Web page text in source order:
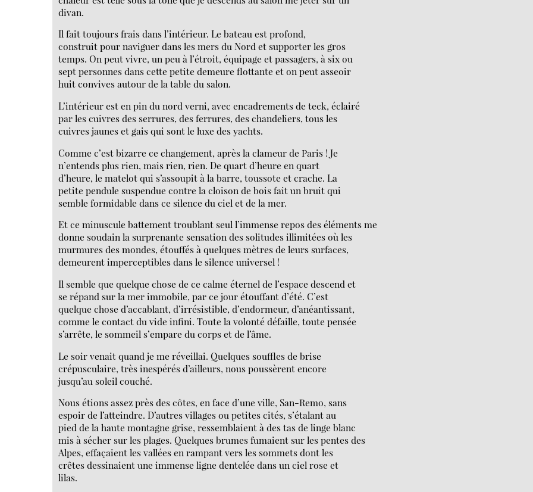
divan.
Il fait toujours frais dans l’intérieur. Le bateau est profond,
construit pour naviguer dans les mers du Nord et supporter les gros
temps. On peut vivre, un peu à l’étroit, équipage et passagers, à six ou
sept personnes dans cette petite demeure flottante et on peut asseoir
huit convives autour de la table du salon.
L’intérieur est en pin du nord verni, avec encadrements de teck, éclairé
par les cuivres des serrures, des ferrures, des chandeliers, tous les
cuivres jaunes et gais qui sont le luxe des yachts.
Comme c’est bizarre ce changement, après la clameur de Paris ! Je
n’entends plus rien, mais rien, rien. De quart d’heure en quart
d’heure, le matelot qui s’assoupit à la barre, toussote et crache. La
petite pendule suspendue contre la cloison de bois fait un bruit qui
semble formidable dans ce silence du ciel et de la mer.
Et ce minuscule battement troublant seul l’immense repos des éléments me
donne soudain la surprenante sensation des solitudes illimitées où les
murmures des mondes, étouffés à quelques mètres de leurs surfaces,
demeurent imperceptibles dans le silence universel !
Il semble que quelque chose de ce calme éternel de l’espace descend et
se répand sur la mer immobile, par ce jour étouffant d’été. C’est
quelque chose d’accablant, d’irrésistible, d’endormeur, d’anéantissant,
comme le contact du vide infini. Toute la volonté défaille, toute pensée
s’arrête, le sommeil s’empare du corps et de l’âme.
Le soir venait quand je me réveillai. Quelques souffles de brise
crépusculaire, très inespérés d’ailleurs, nous poussèrent encore
jusqu’au soleil couché.
Nous étions assez près des côtes, en face d’une ville, San-Remo, sans
espoir de l’atteindre. D’autres villages ou petites cités, s’étalant au
pied de la haute montagne grise, ressemblaient à des tas de linge blanc
mis à sécher sur les plages. Quelques brumes fumaient sur les pentes des
Alpes, effaçaient les vallées en rampant vers les sommets dont les
crêtes dessinaient une immense ligne dentelée dans un ciel rose et
lilas.